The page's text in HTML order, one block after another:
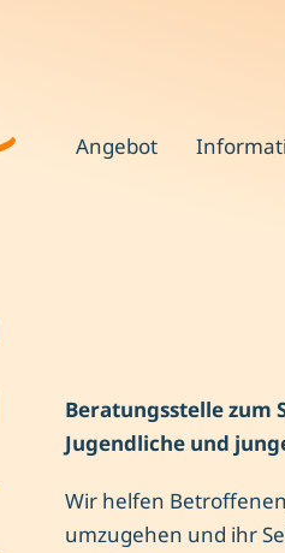
Angebot
Beratungsstelle zum
Jugendliche und
Wir helfen
umzugehen und ihr